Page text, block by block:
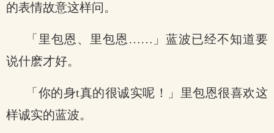
的表情故意这样问。
「里包恩、里包恩……」蓝波已经不知道要
说什麽才好。
「你的身t真的很诚实呢！」里包恩很喜欢这
样诚实的蓝波。